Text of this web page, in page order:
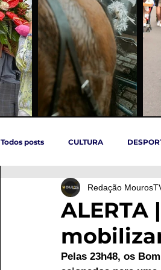
Todos posts CULTURA
ÚLTIMAS HORAS SOCIEDADE
INCÊNDIOS EVENTOS
Redação
Pelas 23h48, os